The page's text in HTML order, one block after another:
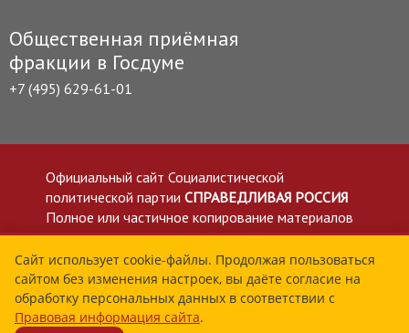
Общественная приёмная
фракции в Госдуме
+7 (495) 629-61-01
Официальный сайт Социалистической
политической партии СПРАВЕДЛИВАЯ РОССИЯ
Полное или частичное копирование материалов
приветствуется со ссылкой на сайт spravedlivo.ru
Политика в отношении обработки персональных
данных
Все материалы сайта spravedlivo.ru доступны по
лицензии Creative Commons Attribution 4.0 International
Сайт использует cookie-файлы. Продолжая пользоваться
сайтом без изменения настроек, вы даёте согласие на
обработку персональных данных в соответствии с
Правовая информация сайта.